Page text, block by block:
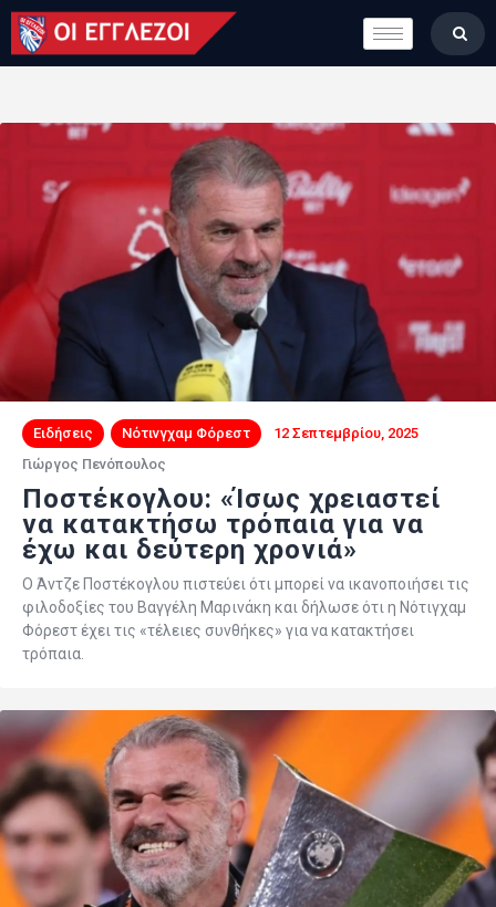
LONDON CALLING
ΚΑΤΗΓΟΡΙΕΣ
ΒΑΘΜΟΛΟΓΙΕΣ
ΟΜΑΔΕΣ
ΠΟΙΟΙ ΕΙΜΑΣΤΕ
Ειδήσεις Νότινγχαμ Φόρεστ
12 Σεπτεμβρίου, 2025
Γιώργος Πενόπουλος
Ποστέκογλου: «Ίσως χρειαστεί
να κατακτήσω τρόπαια για να
έχω και δεύτερη χρονιά»
Ο Άντζε Ποστέκογλου πιστεύει ότι μπορεί να ικανοποιήσει τις
φιλοδοξίες του Βαγγέλη Μαρινάκη και δήλωσε ότι η Νότιγχαμ
Φόρεστ έχει τις «τέλειες συνθήκες» για να κατακτήσει
τρόπαια.